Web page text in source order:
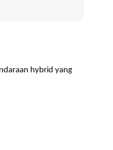
hybrid yang